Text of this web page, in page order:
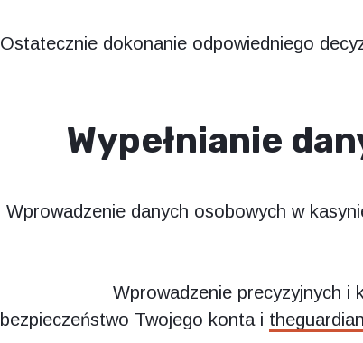
Ostatecznie dokonanie odpowiedniego
Wypełnianie
Wprowadzenie danych osobowych w
Wprowadzenie precyzyjnych i
bezpieczeństwo Twojego konta i